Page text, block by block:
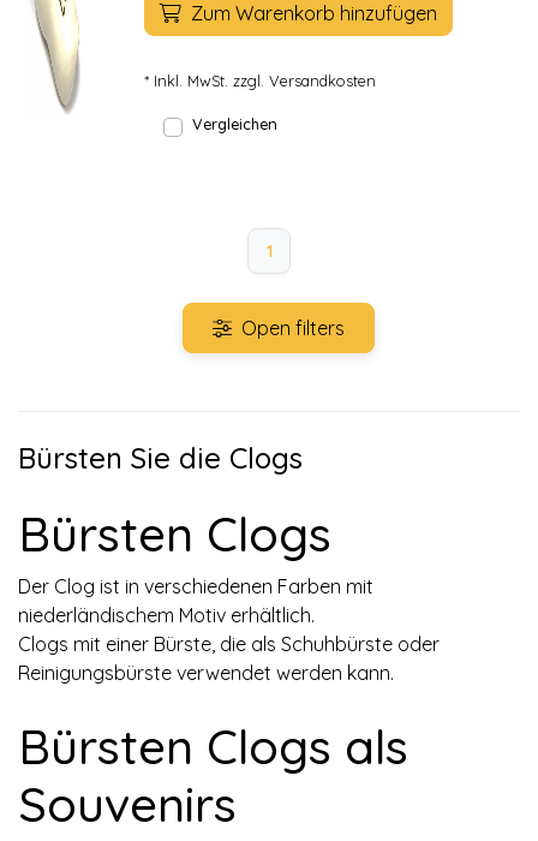
Zum Warenkorb hinzufügen
* Inkl. MwSt. zzgl. Versandkosten
Vergleichen
1
Open filters
Bürsten Sie die Clogs
Bürsten Clogs
Der Clog ist in verschiedenen Farben mit
niederländischem Motiv erhältlich.
Clogs mit einer Bürste, die als Schuhbürste oder
Reinigungsbürste verwendet werden kann.
Bürsten Clogs als
Souvenirs